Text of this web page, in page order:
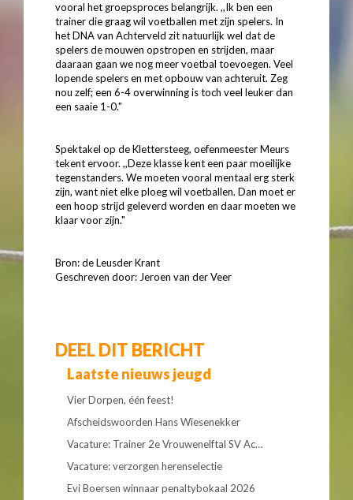
vooral het groepsproces belangrijk. ,,Ik ben een
trainer die graag wil voetballen met zijn spelers. In
het DNA van Achterveld zit natuurlijk wel dat de
spelers de mouwen opstropen en strijden, maar
daaraan gaan we nog meer voetbal toevoegen. Veel
lopende spelers en met opbouw van achteruit. Zeg
nou zelf; een 6-4 overwinning is toch veel leuker dan
een saaie 1-0."
Spektakel op de Klettersteeg, oefenmeester Meurs
tekent ervoor. ,,Deze klasse kent een paar moeilijke
tegenstanders. We moeten vooral mentaal erg sterk
zijn, want niet elke ploeg wil voetballen. Dan moet er
een hoop strijd geleverd worden en daar moeten we
klaar voor zijn."
Bron: de Leusder Krant
Geschreven door: Jeroen van der Veer
DEEL DIT BERICHT
Laatste nieuws jeugd
Vier Dorpen, één feest!
Afscheidswoorden Hans Wiesenekker
Vacature: Trainer 2e Vrouwenelftal SV Ac…
Vacature: verzorgen herenselectie
Evi Boersen winnaar penaltybokaal 2026